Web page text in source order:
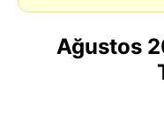
Ağustos